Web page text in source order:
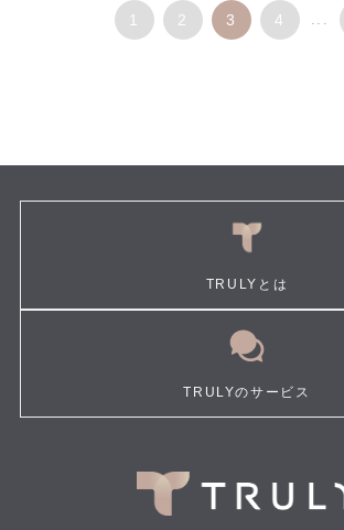
1 2 3 4 ...
TRULYとは
TRULYのサービス